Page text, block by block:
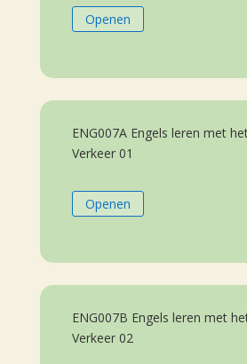
Openen
ENG007A Engels leren met
Verkeer 01
Openen
ENG007B Engels leren met
Verkeer 02